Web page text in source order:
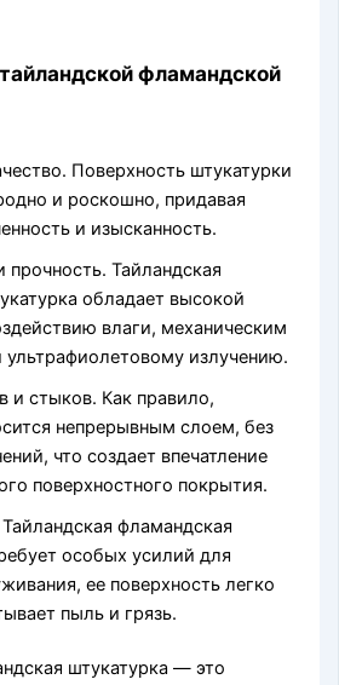
фламандской
Поверхность штукатурки
и роскошно, придавая
и изысканность.
прочность. Тайландская
обладает высокой
влаги, механическим
излучению.
и стыков. Как правило,
непрерывным слоем, без
что создает впечатление
поверхностного покрытия.
фламандская
особых усилий для
ее поверхность легко
пыль и грязь.
штукатурка — это